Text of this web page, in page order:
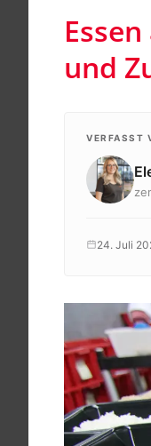
Alltag
Barrierefrei
Reisen
und
VERFASST
24. Juli